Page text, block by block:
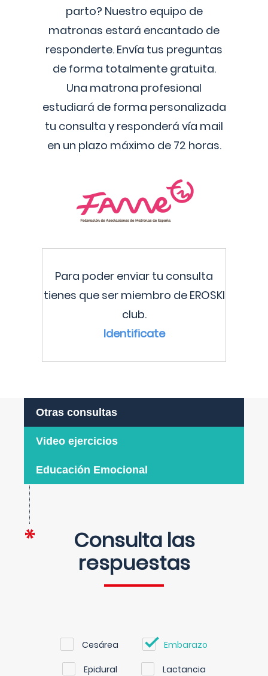
parto? Nuestro equipo de
matronas estará encantado de
responderte. Envía tus preguntas
de forma totalmente gratuita.
Una matrona profesional
estudiará de forma personalizada
tu consulta y responderá vía mail
en un plazo máximo de 72 horas.
Para poder enviar tu consulta
tienes que ser miembro de EROSKI
club.
Identificate
Otras consultas
Video ejercicios
Educación Emocional
Consulta las
respuestas
Cesárea Embarazo
Epidural Lactancia